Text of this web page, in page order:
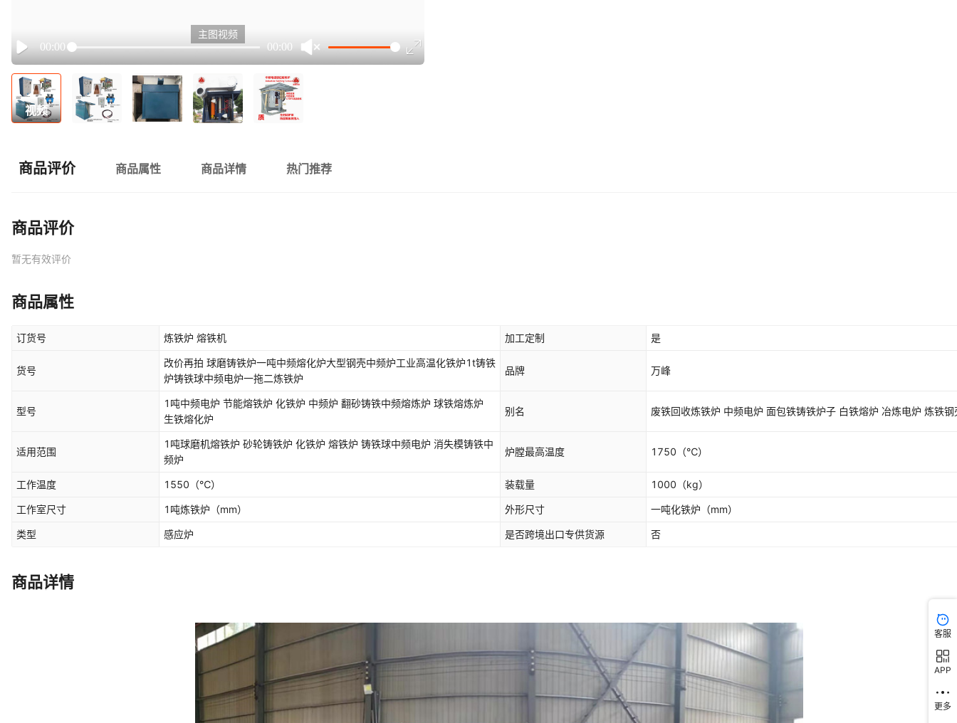
Play
00:00 00:00
主图视频
视频
商品评价 商品属性 商品详情 热门推荐
商品评价
暂无有效评价
商品属性
订货号 炼铁炉 熔铁机 加工定制 是
货号
改价再拍 球磨铸铁炉一吨中频熔化炉大型钢壳中频炉工业高温化铁炉1t铸铁
炉铸铁球中频电炉一拖二炼铁炉
品牌 万峰
型号
1吨中频电炉 节能熔铁炉 化铁炉 中频炉 翻砂铸铁中频熔炼炉 球铁熔炼炉
生铁熔化炉
别名 废铁回收炼铁炉 中频电炉 面包铁铸铁炉子 白铁熔炉 冶炼电炉 炼铁钢
适用范围
1吨球磨机熔铁炉 砂轮铸铁炉 化铁炉 熔铁炉 铸铁球中频电炉 消失模铸铁中
频炉
炉膛最高温度 1750 （℃）
工作温度 1550 （℃） 装载量 1000 （kg）
工作室尺寸 1吨炼铁炉 （mm） 外形尺寸 一吨化铁炉 （mm）
类型 感应炉 是否跨境出口专供货源 否
商品详情
客服
APP
更多